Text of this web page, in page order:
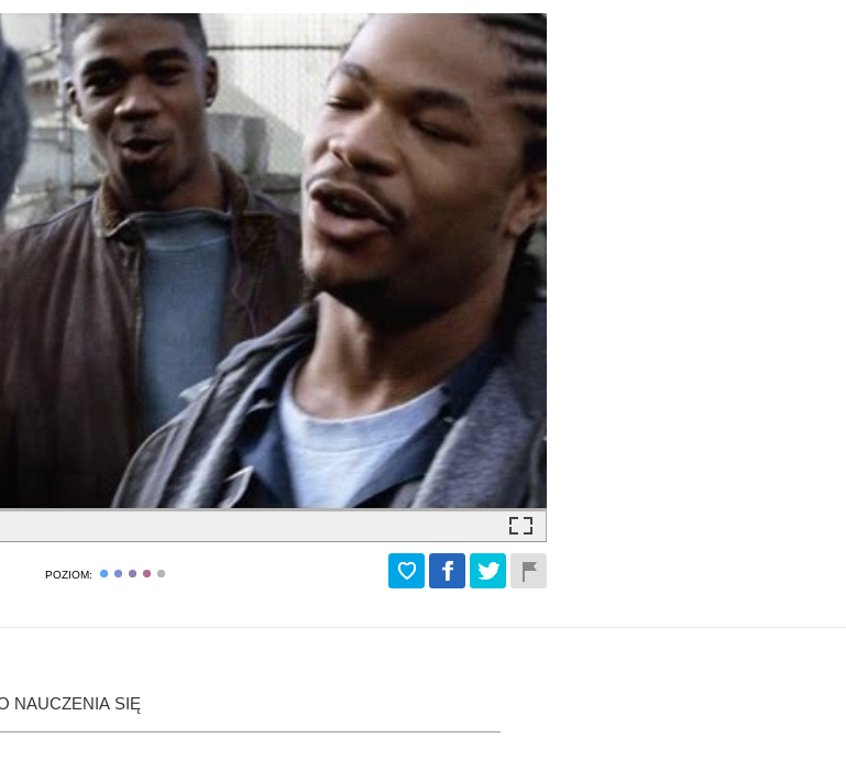
POZIOM:
NAUCZENIA SIĘ